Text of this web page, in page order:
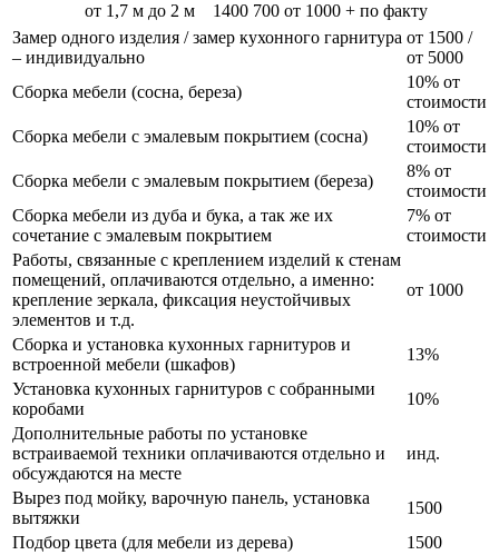
от 1,7 м до 2 м
1400 700 от 1000 + по факту
Замер одного изделия / замер кухонного гарнитура
– индивидуально
от 1500 /
от 5000
Сборка мебели (сосна, береза)
10% от
стоимости
Сборка мебели с эмалевым покрытием (сосна)
10% от
стоимости
Сборка мебели с эмалевым покрытием (береза)
8% от
стоимости
Сборка мебели из дуба и бука, а так же их
сочетание с эмалевым покрытием
7% от
стоимости
Работы, связанные с креплением изделий к стенам
помещений, оплачиваются отдельно, а именно:
крепление зеркала, фиксация неустойчивых
элементов и т.д.
от 1000
Сборка и установка кухонных гарнитуров и
встроенной мебели (шкафов)
13%
Установка кухонных гарнитуров с собранными
коробами
10%
Дополнительные работы по установке
встраиваемой техники оплачиваются отдельно и
обсуждаются на месте
инд.
Вырез под мойку, варочную панель, установка
вытяжки
1500
Подбор цвета (для мебели из дерева)
1500